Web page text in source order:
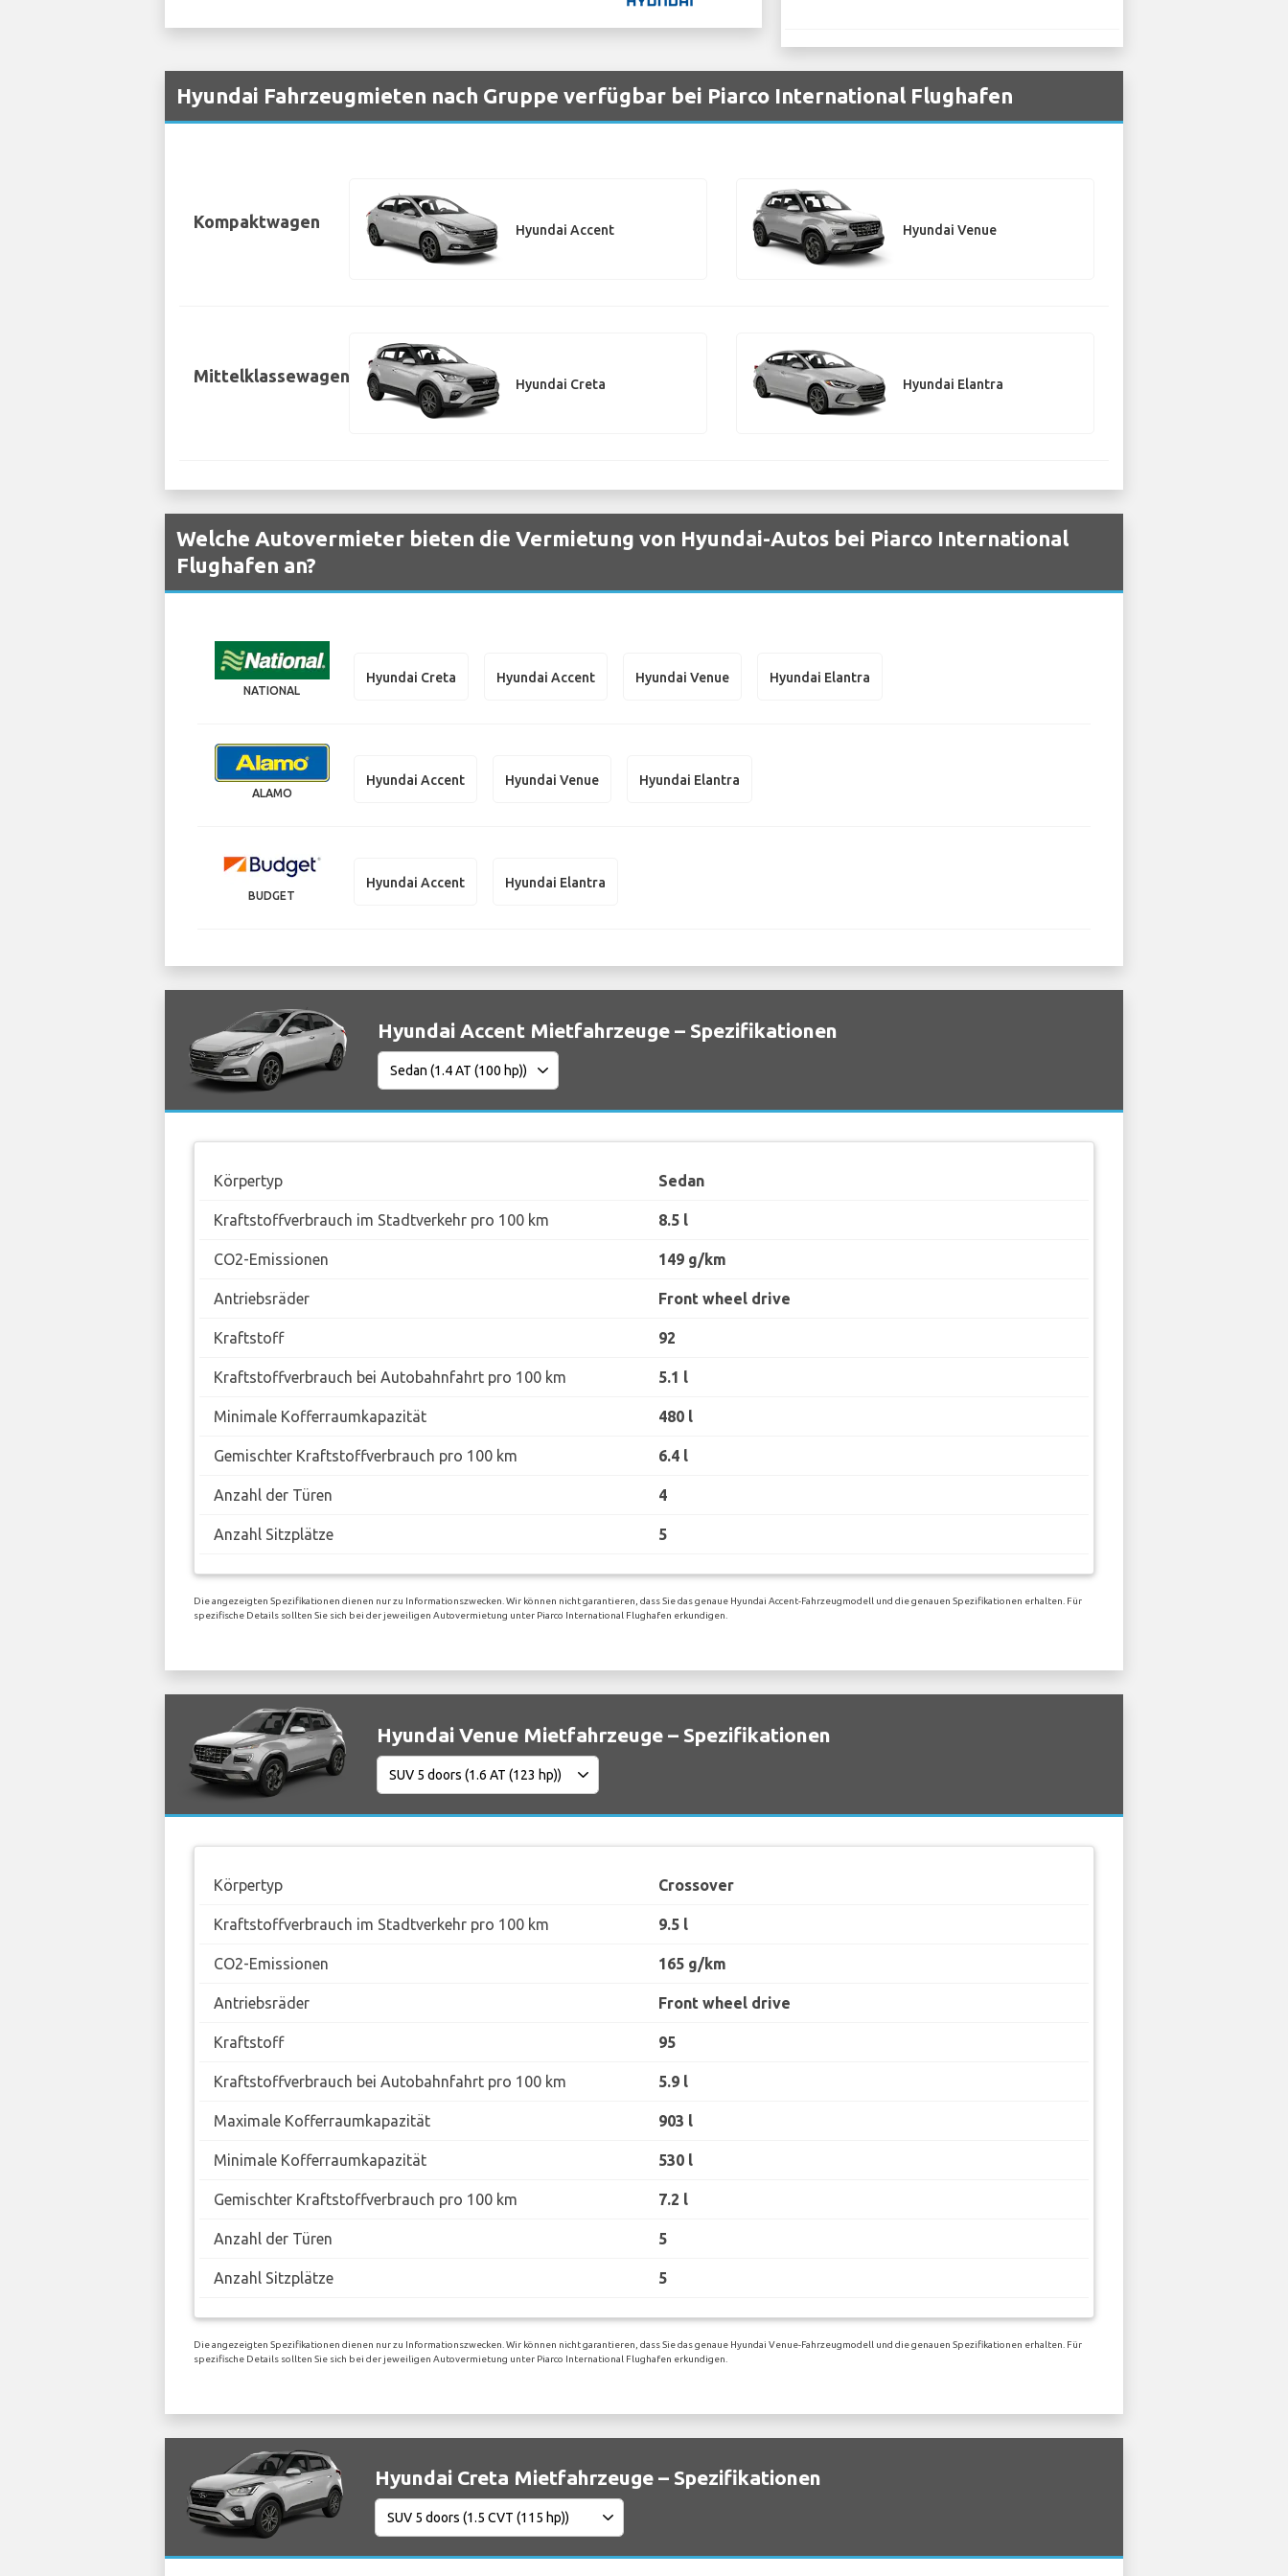
Hyundai Fahrzeugmieten nach Gruppe verfügbar bei Piarco International Flughafen
Kompaktwagen Hyundai Accent Hyundai Venue
Mittelklassewagen Hyundai Creta Hyundai Elantra
Welche Autovermieter bieten die Vermietung von Hyundai-Autos bei Piarco International
Flughafen an?
NATIONAL
Hyundai Creta Hyundai Accent Hyundai Venue Hyundai Elantra
ALAMO
Hyundai Accent Hyundai Venue Hyundai Elantra
BUDGET
Hyundai Accent Hyundai Elantra
Hyundai Accent Mietfahrzeuge – Spezifikationen
Körpertyp Sedan
Kraftstoffverbrauch im Stadtverkehr pro 100 km 8.5 l
CO2-Emissionen 149 g/km
Antriebsräder Front wheel drive
Kraftstoff 92
Kraftstoffverbrauch bei Autobahnfahrt pro 100 km 5.1 l
Minimale Kofferraumkapazität 480 l
Gemischter Kraftstoffverbrauch pro 100 km 6.4 l
Anzahl der Türen 4
Anzahl Sitzplätze 5
Die angezeigten Spezifikationen dienen nur zu Informationszwecken. Wir können nicht garantieren, dass Sie das genaue Hyundai Accent-Fahrzeugmodell und die genauen Spezifikationen erhalten. Für
spezifische Details sollten Sie sich bei der jeweiligen Autovermietung unter Piarco International Flughafen erkundigen.
Hyundai Venue Mietfahrzeuge – Spezifikationen
Körpertyp Crossover
Kraftstoffverbrauch im Stadtverkehr pro 100 km 9.5 l
CO2-Emissionen 165 g/km
Antriebsräder Front wheel drive
Kraftstoff 95
Kraftstoffverbrauch bei Autobahnfahrt pro 100 km 5.9 l
Maximale Kofferraumkapazität 903 l
Minimale Kofferraumkapazität 530 l
Gemischter Kraftstoffverbrauch pro 100 km 7.2 l
Anzahl der Türen 5
Anzahl Sitzplätze 5
Die angezeigten Spezifikationen dienen nur zu Informationszwecken. Wir können nicht garantieren, dass Sie das genaue Hyundai Venue-Fahrzeugmodell und die genauen Spezifikationen erhalten. Für
spezifische Details sollten Sie sich bei der jeweiligen Autovermietung unter Piarco International Flughafen erkundigen.
Hyundai Creta Mietfahrzeuge – Spezifikationen